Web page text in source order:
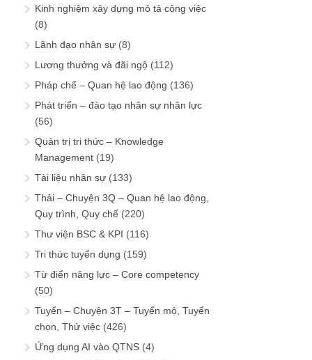
Kinh nghiệm xây dựng mô tả công việc
(8)
Lãnh đạo nhân sự (8)
Lương thưởng và đãi ngộ (112)
Pháp chế – Quan hệ lao động (136)
Phát triển – đào tạo nhân sự nhân lực
(56)
Quản trị tri thức – Knowledge
Management (19)
Tài liệu nhân sự (133)
Thải – Chuyện 3Q – Quan hệ lao động,
Quy trình, Quy chế (220)
Thư viện BSC & KPI (116)
Tri thức tuyển dụng (159)
Từ điển năng lực – Core competency
(50)
Tuyển – Chuyện 3T – Tuyển mộ, Tuyển
chọn, Thử việc (426)
Ứng dụng AI vào QTNS (4)